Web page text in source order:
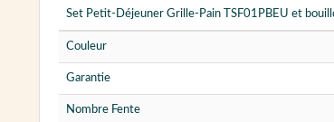
Set Petit-Déjeuner Grille-Pain TSF01PBEU et
Couleur
Garantie
Nombre Fente